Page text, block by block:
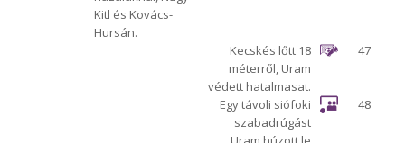
Kitl és Kovács-
Hursán.
47'
Kecskés lőtt 18
méterről, Uram
védett hatalmasat.
48'
Egy távoli siófoki
szabadrúgást